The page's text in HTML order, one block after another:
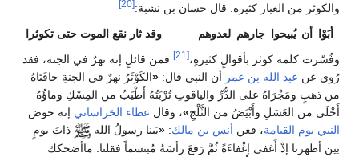
والكوثر من الغبار كثيره. قال حسان بن نشبة:[20]
أبَوْا أن يُبيحوا جارهم لعدوهم
وقد ثار نقع الموت حتى تكوثرا
وفُسّرت كلمة كوثر بأقوالٍ كثيرةٍ،[21]
فمن قائلٍ إنه نهرٌ في الجنة، فقد
رُوي عن عبد الله بن عمر أن النبي قال: «الكَوْثَرُ نهرٌ في الجنةِ حافَتَاهُ
من ذهبٍ ومَجْرَاهُ على الدُّرِّ والياقوتِ تُرْبَتُهُ أَطْيَبُ من المِسْكِ وماؤُهُ
أَحْلَى من العَسَلِ وأَبْيَضُ من الثَّلْجِ»، وقال عطاء الخراساني إنه حوض
النبي يوم القيامة، فعن أنس بن مالك:
«بَينا رسولُ الله
ذاتَ يومٍ
بين أظهرنا إذْ أَغفى إغْفاءَةً ثُمَّ رَفعَ رأسَهُ مُبتسماً فقلنا: ماأضحكك